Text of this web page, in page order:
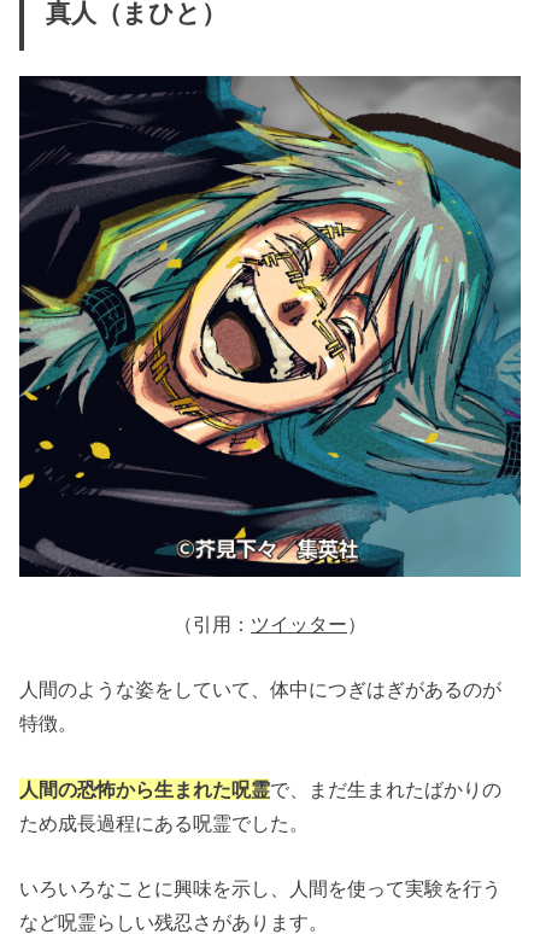
真人（まひと）
（引用： ツイッター）
人間のような姿をしていて、体中につぎはぎがあるのが
特徴。
人間の恐怖から生まれた呪霊で、まだ生まれたばかりの
ため成長過程にある呪霊でした。
いろいろなことに興味を示し、人間を使って実験を行う
など呪霊らしい残忍さがあります。